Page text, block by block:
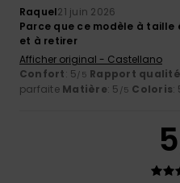
Raquel21 juin 2026
Parce que ce modèle à
et à retirer
Afficher original - Castellano
Confort: 5/5 Rapport
parfaite Matière: 5 /5 Coloris:
5